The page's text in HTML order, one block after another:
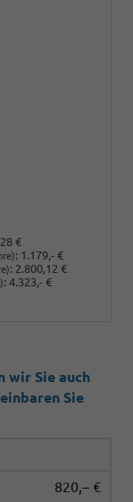
€
: 1.179,- €
: 2.800,12 €
: 4.323,- €
wir Sie auch
Sie
820,– €